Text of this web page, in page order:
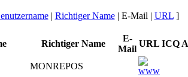
| Richtiger Name| E-Mail | URL]
Richtiger Name
E-
Mail
URL ICQ
MONREPOS